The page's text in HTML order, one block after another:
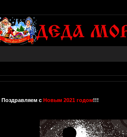
Поздравляем с Новым 2021 годом!!!